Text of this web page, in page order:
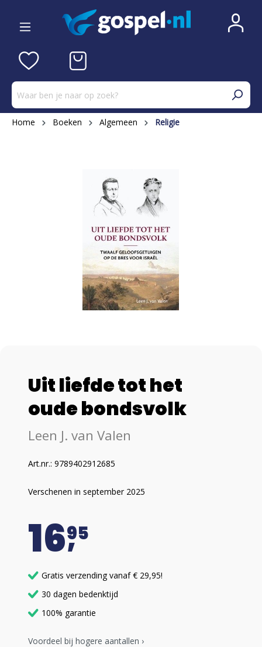
Home Boeken Algemeen Religie
Uit liefde tot het
oude bondsvolk
Leen J. van Valen
Art.nr.: 9789402912685
Verschenen in september 2025
1695
Gratis verzending vanaf € 29,95!
30 dagen bedenktijd
100% garantie
Voordeel bij hogere aantallen ›